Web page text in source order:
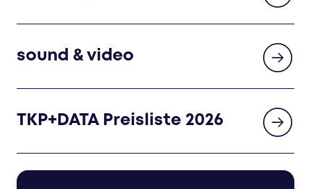
sound & video
TKP+DATA Preisliste 2026